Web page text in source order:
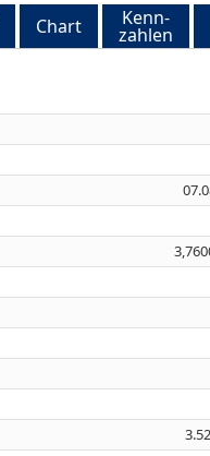
Chart Kenn-
zahlen